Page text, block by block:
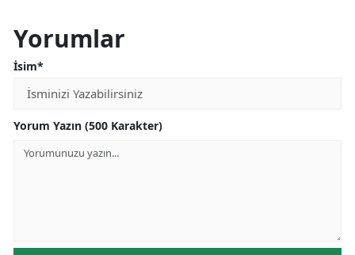
Yorumlar
İsim*
Yorum Yazın (500 Karakter)